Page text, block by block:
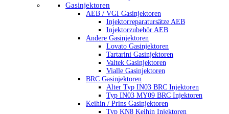
Gasinjektoren
AEB / VGI Gasinjektoren
Injektorreparatursätze AEB
Injektorzubehör AEB
Andere Gasinjektoren
Lovato Gasinjektoren
Tartarini Gasinjektoren
Valtek Gasinjektoren
Vialle Gasinjektoren
BRC Gasinjektoren
Alter Typ IN03 BRC Injektoren
Typ IN03 MY09 BRC Injektoren
Keihin / Prins Gasinjektoren
Typ KN8 Keihin Injektoren